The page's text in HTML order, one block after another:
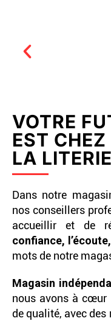
VOTRE
EST
LA LITERIE
Dans notre
nos conseillers
accueillir et de
confiance,
mots de notre
Magasin
nous avons à cœur
de qualité, avec des